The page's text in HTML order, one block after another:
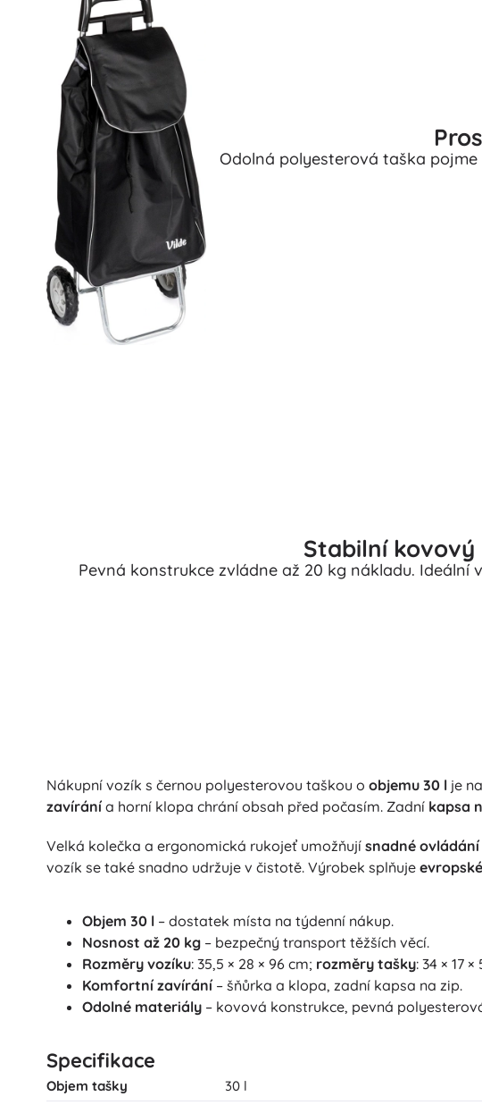
Odolná polyesterová taška
Stabilní
Pevná konstrukce zvládne až 20 kg nákladu.
Nákupní vozík s černou polyesterovou taškou o objemu 30 l je
zavírání a horní klopa chrání obsah před počasím. Zadní kapsa
Velká kolečka a ergonomická rukojeť umožňují snadné ovládání
vozík se také snadno udržuje v čistotě. Výrobek splňuje
Objem 30 l – dostatek místa na týdenní nákup.
Nosnost až 20 kg – bezpečný transport těžších věcí.
Rozměry vozíku: 35,5 × 28 × 96 cm; rozměry tašky: 34 × 17
Komfortní zavírání – šňůrka a klopa, zadní kapsa na zip.
Odolné materiály – kovová konstrukce, pevná
Specifikace
Objem tašky
30 l